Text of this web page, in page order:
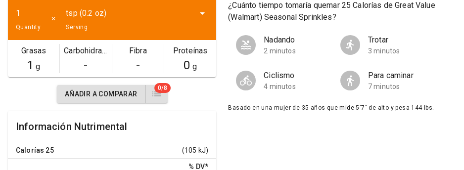
Quantity
✕
tsp (0.2 oz)
Serving
Grasas
1 g
Carbohidratos
-
Fibra
-
Proteínas
0 g
AÑADIR A COMPARAR
0/8
Información Nutrimental
Calorías 25 (105 kJ)
% DV*
¿Cuánto tiempo tomaría quemar 25 Calorías de Great Value
(Walmart) Seasonal Sprinkles?
Nadando
2 minutos
Trotar
3 minutos
Ciclismo
4 minutos
Para caminar
7 minutos
Basado en una mujer de 35 años que mide 5'7" de alto y pesa 144 lbs.